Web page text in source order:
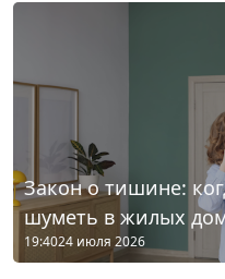
Закон о тишине:
шуметь в жилых
19:4024 июля 2026